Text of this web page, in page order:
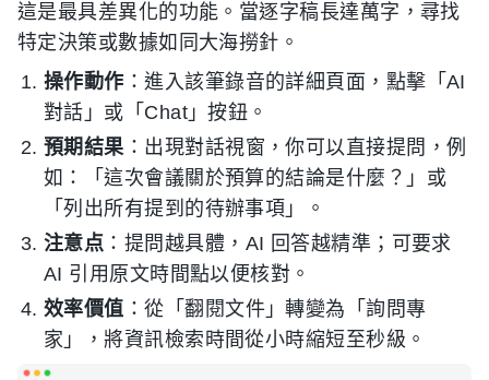
這是最具差異化的功能。當逐字稿長達萬字，尋找
特定決策或數據如同大海撈針。
操作動作 ：進入該筆錄音的詳細頁面，點擊「AI
對話」或「Chat」按鈕。
預期結果：出現對話視窗，你可以直接提問，例
如：「這次會議關於預算的結論是什麼？」或
「列出所有提到的待辦事項」。
注意点 ：提問越具體，AI 回答越精準；可要求
AI 引用原文時間點以便核對。
效率價值 ：從「翻閱文件」轉變為「詢問專
家」，將資訊檢索時間從小時縮短至秒級。